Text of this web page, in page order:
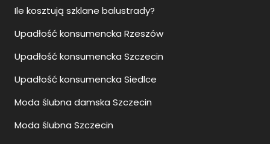
Ile kosztują szklane balustrady?
Upadłość konsumencka Rzeszów
Upadłość konsumencka Szczecin
Upadłość konsumencka Siedlce
Moda ślubna damska Szczecin
Moda ślubna Szczecin